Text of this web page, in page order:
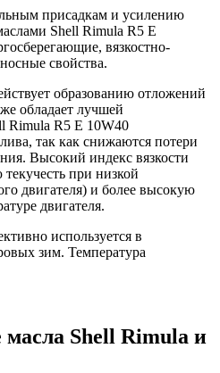
присадкам и усилению
Shell Rimula R5 E
вязкостно-
свойства.
образованию отложений
обладает лучшей
Rimula R5 E 10W40
так как снижаются потери
Высокий индекс вязкости
при низкой
двигателя) и более высокую
двигателя.
используется в
зим. Температура
Shell Rimula и